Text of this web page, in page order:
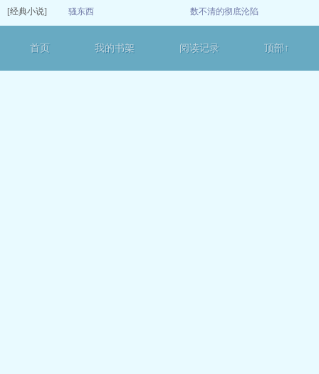
[经典小说] 骚东西 数不清的彻底沦陷
首页 我的书架 阅读记录 顶部↑